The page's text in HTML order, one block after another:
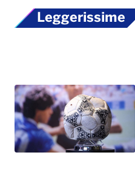
Leggerissime